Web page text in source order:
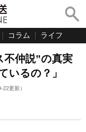
コラム ライフ
仲説”の真実
いるの？」
22更新）